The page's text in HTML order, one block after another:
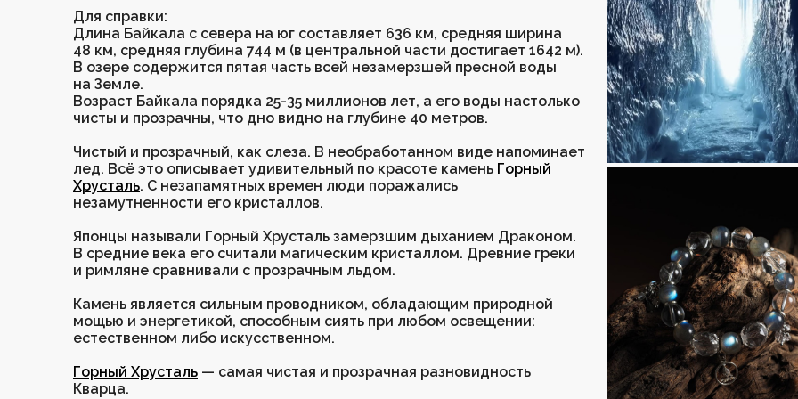
Гематит
Лабрадор
Содалит
Нефрит
Розовый кварц
Тигрово-Соколиный глаз
Фосфосидерит
Чароит
Соколиный глаз
Перламутр
Раухтопаз
Тигровый глаз
Шпинель
Флюорит
Оникс
Гранат
Солнечный камень
Чароит
Обсидиан
Лабрадор
Топаз
Магнезит
Содалит
Лазурит
Лабрадор
Перламутр
Лазурит
Яшма
Сердолик
Обсидиан
Гранат
Опал
Цитрин
Тигровый глаз
Аметист
Бронзит
Пирит
Горный хрусталь
Варисцит
Адуляр (Лунный камень)
рождения
Хранители
пространства
Яшма
Родонит
Лабрадор
Раухтопаз
Малахит
Пирит
Адуляр (Лунный камень)
Гранат
Обсидиан
Коллекция
«Флюоритовая»
Коллекция «Тигровый
поход»
Коллекция «Дыхание
тумана»
Талисман года 2026
Рождественская
коллекция
Коллекция «Мамины
Коллекция «Зимнее
солнцестояние»
от создателя бренда
Броши
Хризопраз
Цитрин
Авантюрин
Лабрадор
Перламутр
Тигровый глаз
Флюорит
Жемчуг
Халцедон
Яшма
Обсидиан
Опал
Бронзит
Диопсид
Горный хрусталь
Варисцит
Гематит
Тигровый глаз
Аметист
Лазурит
Сапфирин
Жадеит
Апатит
Розовый кварц
Бычий глаз
Коралл
Магнезит
Яшма
Топаз
Соколиный глаз
Цоизит
Для справки:
Длина Байкала с севера на юг составляет 636 км, средняя ширина
48 км, средняя глубина 744 м (в центральной части достигает 1642 м).
В озере содержится пятая часть всей незамерзшей пресной воды
на Земле.
Возраст Байкала порядка 25-35 миллионов лет, а его воды настолько
чисты и прозрачны, что дно видно на глубине 40 метров.
Чистый и прозрачный, как слеза. В необработанном виде напоминает
лед. Всё это описывает удивительный по красоте камень Горный
Хрусталь. С незапамятных времен люди поражались
незамутненности его кристаллов.
Японцы называли Горный Хрусталь замерзшим дыханием Драконом.
В средние века его считали магическим кристаллом. Древние греки
и римляне сравнивали с прозрачным льдом.
Камень является сильным проводником, обладающим природной
мощью и энергетикой, способным сиять при любом освещении:
естественном либо искусственном.
Горный Хрусталь — самая чистая и прозрачная разновидность
Кварца.